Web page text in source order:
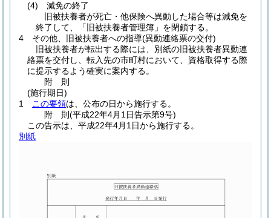
(4) 減免の終了
旧被扶養者が死亡・他保険へ異動した場合等は減免を
終了して、「旧被扶養者管理簿」を閉鎖する。
4 その他、旧被扶養者への指導(異動連絡票の交付)
旧被扶養者が転出する際には、別紙の旧被扶養者異動連
絡票を交付し、転入先の市町村において、資格取得する際
に提示するよう確実に案内する。
附 則
(施行期日)
1
この要領は、公布の日から施行する。
附 則(平成22年4月1日告示第9号)
この告示は、平成22年4月1日から施行する。
別紙